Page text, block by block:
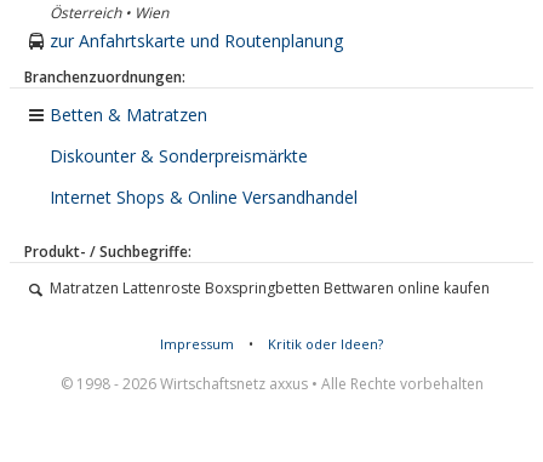
Österreich • Wien
zur Anfahrtskarte und Routenplanung
Branchenzuordnungen:
Betten & Matratzen
Diskounter & Sonderpreismärkte
Internet Shops & Online Versandhandel
Produkt- / Suchbegriffe:
Matratzen Lattenroste Boxspringbetten Bettwaren online kaufen
Impressum • Kritik oder Ideen?
© 1998 - 2026 Wirtschaftsnetz axxus • Alle Rechte vorbehalten